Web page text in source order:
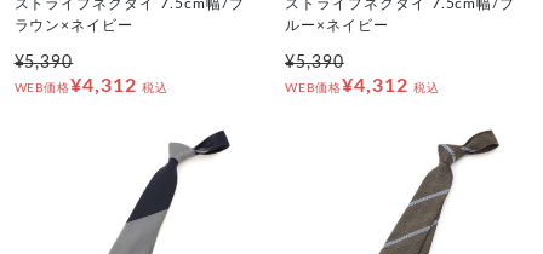
ストライプネクタイ 7.5cm幅/ブ
ラウン×ネイビー
¥5,390
WEB価格¥4,312 税込
ストライプネクタイ 7.5cm幅/ブ
ルー×ネイビー
¥5,390
WEB価格¥4,312 税込